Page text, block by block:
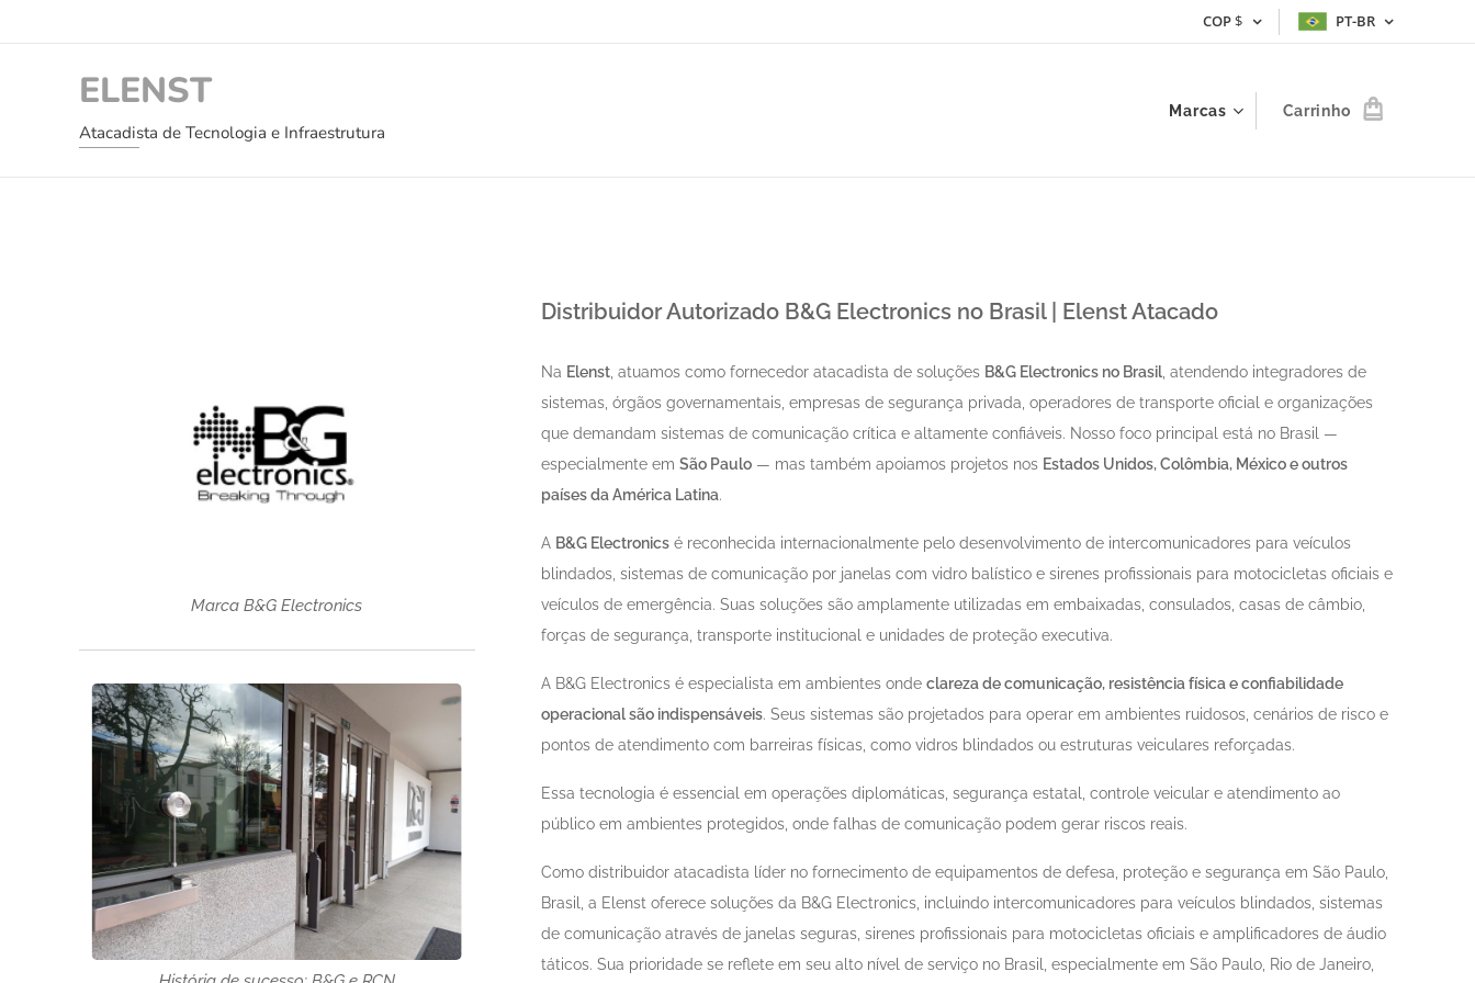
COP$ PT-BR
ELENST
Atacadista de Tecnologia e Infraestrutura
Marcas Carrinho
Marca B&G Electronics
Distribuidor Autorizado B&G Electronics no Brasil | Elenst Atacado
Na Elenst, atuamos como fornecedor atacadista de soluções B&G Electronics no Brasil, atendendo integradores de
sistemas, órgãos governamentais, empresas de segurança privada, operadores de transporte oficial e organizações
que demandam sistemas de comunicação crítica e altamente confiáveis. Nosso foco principal está no Brasil —
especialmente em São Paulo— mas também apoiamos projetos nos Estados Unidos, Colômbia, México e outros
países da América Latina.
A B&G Electronicsé reconhecida internacionalmente pelo desenvolvimento de intercomunicadores para veículos
blindados, sistemas de comunicação por janelas com vidro balístico e sirenes profissionais para motocicletas oficiais e
veículos de emergência. Suas soluções são amplamente utilizadas em embaixadas, consulados, casas de câmbio,
forças de segurança, transporte institucional e unidades de proteção executiva.
A B&G Electronics é especialista em ambientes onde clareza de comunicação, resistência física e confiabilidade
operacional são indispensáveis. Seus sistemas são projetados para operar em ambientes ruidosos, cenários de risco e
pontos de atendimento com barreiras físicas, como vidros blindados ou estruturas veiculares reforçadas.
Essa tecnologia é essencial em operações diplomáticas, segurança estatal, controle veicular e atendimento ao
público em ambientes protegidos, onde falhas de comunicação podem gerar riscos reais.
Como distribuidor atacadista líder no fornecimento de equipamentos de defesa, proteção e segurança em São Paulo,
Brasil, a Elenst oferece soluções da B&G Electronics, incluindo intercomunicadores para veículos blindados, sistemas
de comunicação através de janelas seguras, sirenes profissionais para motocicletas oficiais e amplificadores de áudio
táticos. Sua prioridade se reflete em seu alto nível de serviço no Brasil, especialmente em São Paulo, Rio de Janeiro,